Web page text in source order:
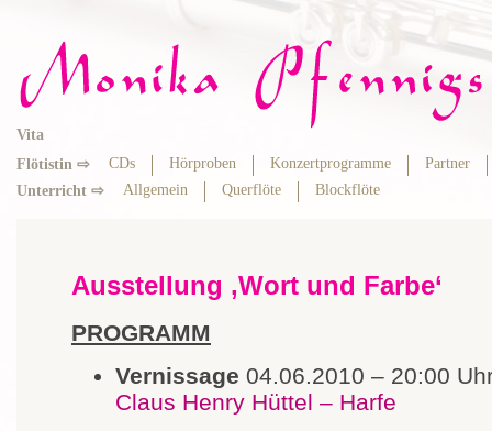
Vita
Flötistin ⇨
CDs Hörproben Konzertprogramme
Partner
Unterricht ⇨
Allgemein Querflöte Blockflöte
Ausstellung ‚Wort und Farbe‘
PROGRAMM
Vernissage 04.06.2010 – 20:00
Claus Henry Hüttel – Harfe